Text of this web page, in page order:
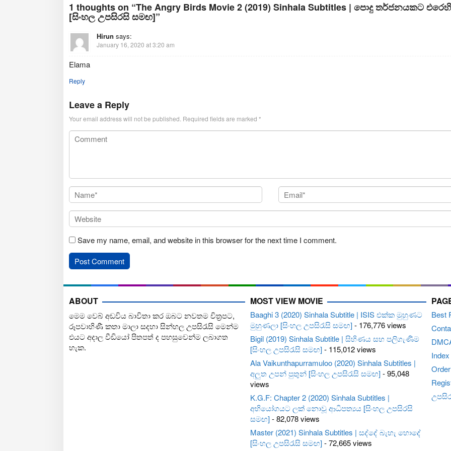
1 thoughts on “The Angry Birds Movie 2 (2019) Sinhala Subtitles | පොදු තර්ජනයකට
[සිංහල උපසිරසි සමඟ]”
Hirun says:
January 16, 2020 at 3:20 am
Elama
Reply
Leave a Reply
Your email address will not be published. Required fields are marked *
Save my name, email, and website in this browser for the next time I comment.
ABOUT
මෙම වෙබ් අඩවිය බාවිතා කර ඔබට නවතම චිත්‍රපට,
රූපවාහිණී කතා මාලා සදහා සින්හල උපසිරැසි මෙන්ම
එයට අදාල වීඩියෝ පිතපත් ද පහසුවෙන්ම ලබාගත
හැක.
MOST VIEW MOVIE
Baaghi 3 (2020) Sinhala Subtitle | ISIS එක්ක මුහුණට
මුහුණලා [සිංහල උපසිරැසි සමඟ]- 176,776 views
Bigil (2019) Sinhala Subtitle | සිහිණය සහ පලිගැණීම
[සිංහල උපසිරැසි සමඟ]- 115,012 views
Ala Vaikunthapurramuloo (2020) Sinhala Subtitles |
අලුත උපන් පුතුන් [සිංහල උපසිරැසි සමඟ]- 95,048
views
K.G.F: Chapter 2 (2020) Sinhala Subtitles |
අභියෝගයට ලක් නොවූ ආධිපත්‍යය [සිංහල උපසිරසි
සමඟ]- 82,078 views
Master (2021) Sinhala Subtitles | සද්දේ බැහැ හොදේ
[සිංහල උපසිරැසි සමඟ]- 72,665 views
Best